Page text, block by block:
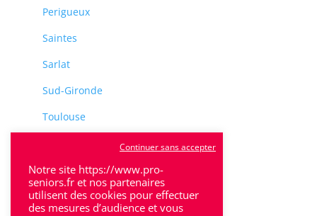
Perigueux
Saintes
Sarlat
Sud-Gironde
Toulouse
Villeneuve-Sur-Lot
Notre site https://www.pro-
seniors.fr et nos partenaires
utilisent des cookies pour effectuer
des mesures d’audience et vous
Continuer sans accepter